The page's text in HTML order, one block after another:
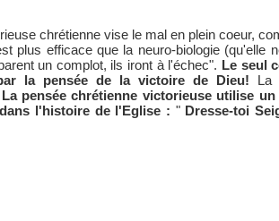
chrétienne vise le mal en plein coeur,
plus efficace que la neuro-biologie (qu'elle
un complot, ils iront à l'échec". Le seul
la pensée de la victoire de Dieu! La
La pensée chrétienne victorieuse utilise
l'histoire de l'Eglise : " Dresse-toi